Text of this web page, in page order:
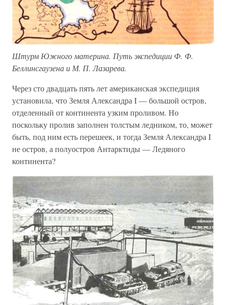
Штурм Южного материна. Путь экспедиции Ф. Ф.
Беллинсгаузена и М. П. Лазарева.
Через сто двадцать пять лет американская экспедиция
установила, что Земля Александра I — большой остров,
отделенный от континента узким проливом. Но
поскольку пролив заполнен толстым ледником, то, может
быть, под ним есть перешеек, и тогда Земля Александра I
не остров, а полуостров Антарктиды — Ледяного
континента?